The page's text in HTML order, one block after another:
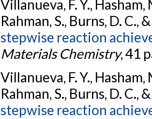
Villanueva, F. Y., Hasham,
Rahman, S., Burns, D. C.,
stepwise reaction
Materials Chemistry, 41
Villanueva, F. Y., Hasham,
Rahman, S., Burns, D. C.,
stepwise reaction